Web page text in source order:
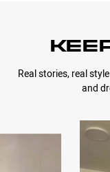
Real stories, real
and